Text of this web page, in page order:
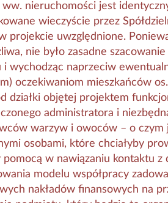
nieruchomości jest
wieczyście przez
projekcie uwzględnione.
nie było zasadne
i wychodząc naprzeciw
oczekiwaniom mieszkańców
działki objętej projektem
administratora i
warzyw i owoców – o
osobami, które chciałyby
pomocą w nawiązaniu kontaktu
modelu współpracy
nakładów finansowych na